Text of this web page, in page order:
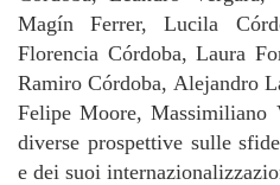
Magín Ferrer, Lucila
Florencia Córdoba, Laura
Ramiro Córdoba, Alejandro
Felipe Moore, Massimiliano
diverse prospettive sulle
e dei suoi